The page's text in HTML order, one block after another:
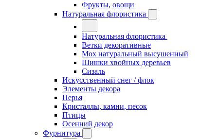
Фрукты, овощи
Натуральная флористика
Натуральная флористика
Ветки декоративные
Мох натуральный высушенный
Шишки хвойных деревьев
Сизаль
Искусственный снег / флок
Элементы декора
Перья
Кристаллы, камни, песок
Птицы
Осенний декор
Фурнитура